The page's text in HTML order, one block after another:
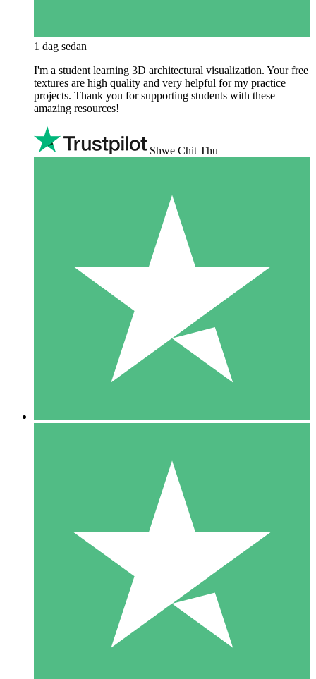
1 dag sedan
I'm a student learning 3D architectural visualization. Your free
textures are high quality and very helpful for my practice
projects. Thank you for supporting students with these
amazing resources!
Shwe Chit Thu